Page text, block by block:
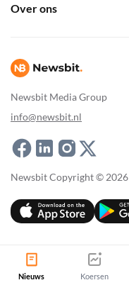
Newsbit Media Group
info@newsbit.nl
Over ons
Newsbit Copyright © 2026
Nieuws Koersen